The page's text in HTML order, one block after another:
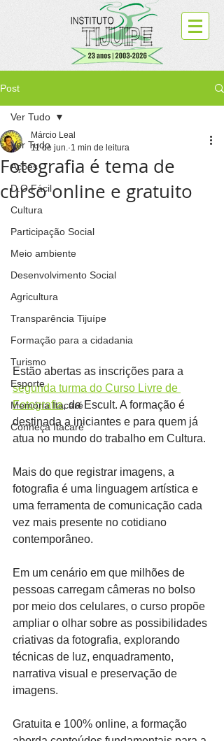
Post
Ver Tudo
Ações
D.O.Fácil
Cultura
Participação Social
Meio ambiente
Desenvolvimento Social
Agricultura
Transparência Tijuípe
Formação para a cidadania
Turismo
Esporte
Memória Itacaré
Conheça Itacaré
Ver Tudo
Fotografia é tema de
curso online e gratuito
Márcio Leal
11 de jun. 1 min de leitura
Estão abertas as inscrições para a
segunda turma do Curso Livre de
Fotografia, da Escult. A formação é
destinada a iniciantes e para quem já
atua no mundo do trabalho em Cultura.
Mais do que registrar imagens, a
fotografia é uma linguagem artística e
uma ferramenta de comunicação cada
vez mais presente no cotidiano
contemporâneo.
Em um cenário em que milhões de
pessoas carregam câmeras no bolso
por meio dos celulares, o curso propõe
ampliar o olhar sobre as possibilidades
criativas da fotografia, explorando
técnicas de luz, enquadramento,
narrativa visual e preservação de
imagens.
Gratuita e 100% online, a formação